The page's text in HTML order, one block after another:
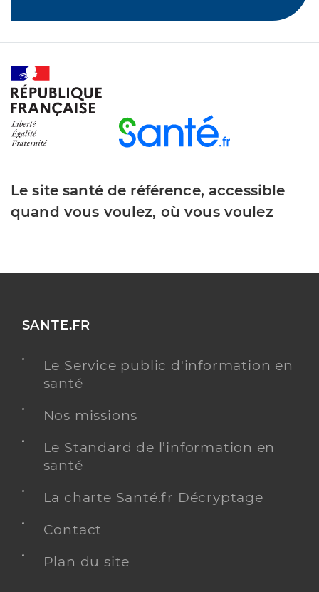
Le site santé de référence, accessible
quand vous voulez, où vous voulez
SANTE.FR
Le Service public d'information en
santé
Nos missions
Le Standard de l’information en
santé
La charte Santé.fr Décryptage
Contact
Plan du site